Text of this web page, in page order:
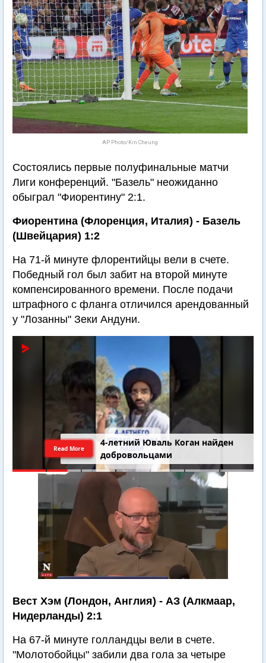
AP Photo/Kin Cheung
Состоялись первые полуфинальные матчи
Лиги конференций. "Базель" неожиданно
обыграл "Фиорентину" 2:1.
Фиорентина (Флоренция, Италия) - Базель
(Швейцария) 1:2
На 71-й минуте флорентийцы вели в счете.
Победный гол был забит на второй минуте
компенсированного времени. После подачи
штрафного с фланга отличился арендованный
у "Лозанны" Зеки Андуни.
4-летний Юваль Коган найден
добровольцами
Read More
Вест Хэм (Лондон, Англия) - АЗ (Алкмаар,
Нидерланды) 2:1
На 67-й минуте голландцы вели в счете.
"Молотобойцы" забили два гола за четыре